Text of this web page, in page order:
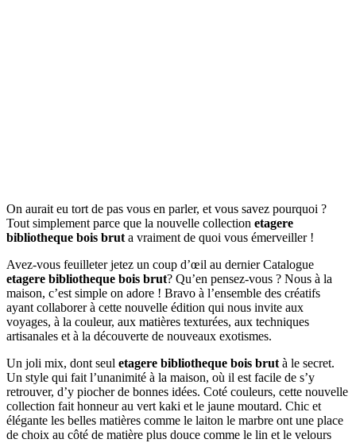
On aurait eu tort de pas vous en parler, et vous savez pourquoi ?
Tout simplement parce que la nouvelle collection etagere
bibliotheque bois brut a vraiment de quoi vous émerveiller !
Avez-vous feuilleter jetez un coup d’œil au dernier Catalogue
etagere bibliotheque bois brut? Qu’en pensez-vous ? Nous à la
maison, c’est simple on adore ! Bravo à l’ensemble des créatifs
ayant collaborer à cette nouvelle édition qui nous invite aux
voyages, à la couleur, aux matières texturées, aux techniques
artisanales et à la découverte de nouveaux exotismes.
Un joli mix, dont seul etagere bibliotheque bois brut à le secret.
Un style qui fait l’unanimité à la maison, où il est facile de s’y
retrouver, d’y piocher de bonnes idées. Coté couleurs, cette nouvelle
collection fait honneur au vert kaki et le jaune moutard. Chic et
élégante les belles matières comme le laiton le marbre ont une place
de choix au côté de matière plus douce comme le lin et le velours